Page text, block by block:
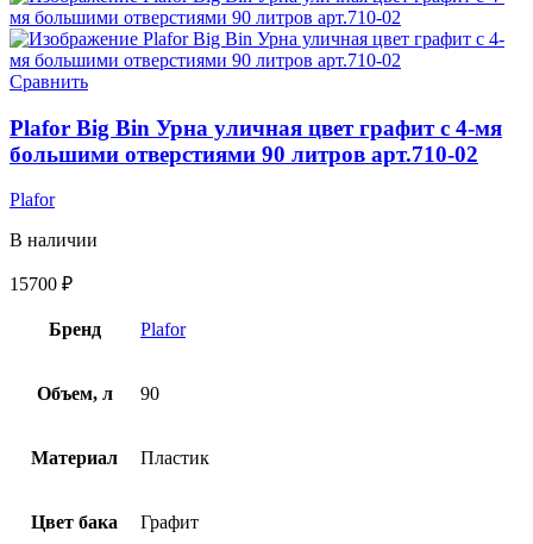
Сравнить
Plafor Big Bin Урна уличная цвет графит c 4-мя
большими отверстиями 90 литров арт.710-02
Plafor
В наличии
15700 ₽
Бренд Plafor
Объем, л 90
Материал Пластик
Цвет бака Графит